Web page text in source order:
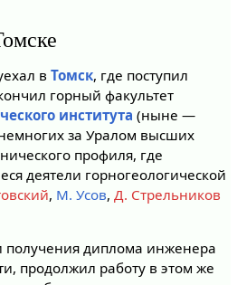
в Томск, где поступил
горный факультет
института (ныне —
за Уралом высших
профиля, где
деятели горногеологической
, М. Усов, Д. Стрельников
получения диплома инженера
продолжил работу в этом же